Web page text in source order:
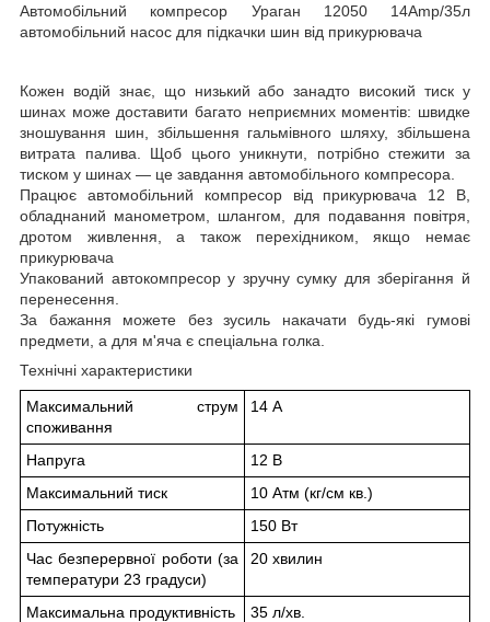
Автомобільний компресор Ураган 12050 14Amp/35л
автомобільний насос для підкачки шин від прикурювача
Кожен водій знає, що низький або занадто високий тиск у
шинах може доставити багато неприємних моментів: швидке
зношування шин, збільшення гальмівного шляху, збільшена
витрата палива. Щоб цього уникнути, потрібно стежити за
тиском у шинах — це завдання автомобільного компресора.
Працює автомобільний компресор від прикурювача 12 В,
обладнаний манометром, шлангом, для подавання повітря,
дротом живлення, а також перехідником, якщо немає
прикурювача
Упакований автокомпресор у зручну сумку для зберігання й
перенесення.
За бажання можете без зусиль накачати будь-які гумові
предмети, а для м'яча є спеціальна голка.
Технічні характеристики
Максимальний струм
споживання
14 А
Напруга
12 В
Максимальний тиск
10 Атм (кг/см кв.)
Потужність
150 Вт
Час безперервної роботи (за
температури 23 градуси)
20 хвилин
Максимальна продуктивність
35 л/хв.